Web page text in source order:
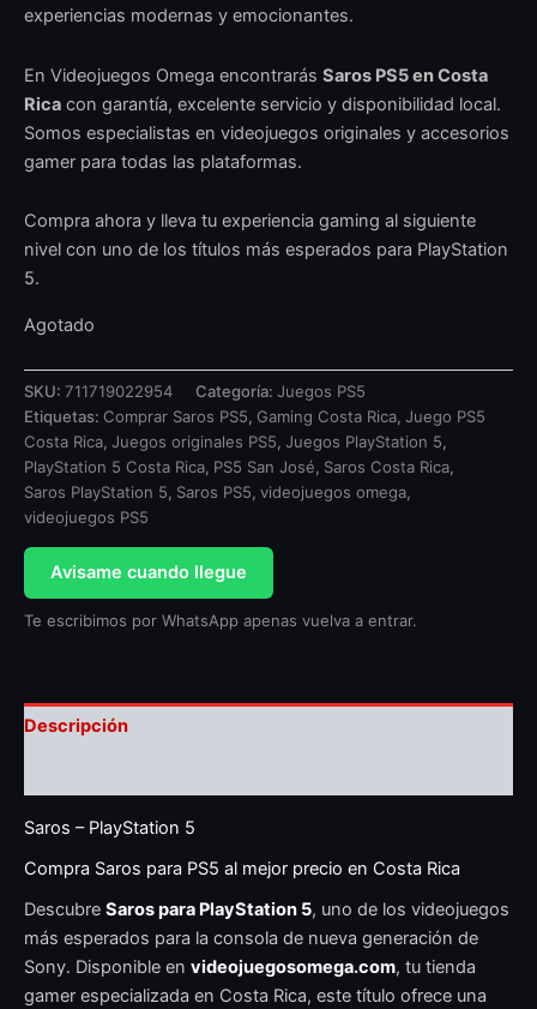
experiencias modernas y emocionantes.
En Videojuegos Omega encontrarás Saros PS5 en Costa
Rica con garantía, excelente servicio y disponibilidad local.
Somos especialistas en videojuegos originales y accesorios
gamer para todas las plataformas.
Compra ahora y lleva tu experiencia gaming al siguiente
nivel con uno de los títulos más esperados para PlayStation
5.
Agotado
SKU: 711719022954 Categoría: Juegos PS5
Etiquetas: Comprar Saros PS5, Gaming Costa Rica, Juego PS5
Costa Rica, Juegos originales PS5, Juegos PlayStation 5,
PlayStation 5 Costa Rica, PS5 San José, Saros Costa Rica,
Saros PlayStation 5, Saros PS5, videojuegos omega,
videojuegos PS5
Avisame cuando llegue
Te escribimos por WhatsApp apenas vuelva a entrar.
Descripción
Saros – PlayStation 5
Compra Saros para PS5 al mejor precio en Costa Rica
Descubre Saros para PlayStation 5, uno de los videojuegos
más esperados para la consola de nueva generación de
Sony. Disponible en videojuegosomega.com, tu tienda
gamer especializada en Costa Rica, este título ofrece una